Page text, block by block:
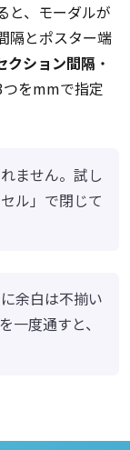
と、モーダルが
隔とポスター端
クション間隔 ・
つをmmで指定
ません。試し
ル」で閉じて
余白は不揃い
一度通すと、